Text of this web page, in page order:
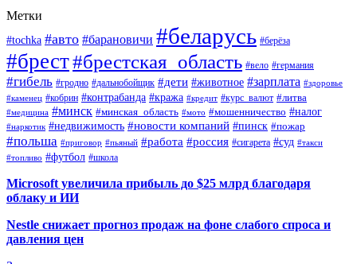
Метки
#tochka #авто #барановичи #беларусь #берёза
#брест#брестская_область #вело #германия
#гибель #гродно #дальнобойщик #дети #животное #зарплата #здоровье
#каменец #кобрин #контрабанда #кража #кредит #курс_валют #литва
#медицина #минск #минская_область #мото #мошенничество #налог
#наркотик #недвижимость #новости компаний #пинск #пожар
#польша #приговор #пьяный #работа #россия #сигарета #суд #такси
#топливо #футбол #школа
Microsoft увеличила прибыль до $25 млрд благодаря
облаку и ИИ
Nestle снижает прогноз продаж на фоне слабого спроса и
давления цен